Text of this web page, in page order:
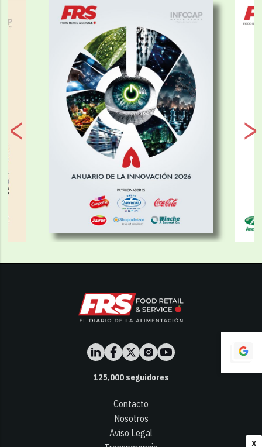
X
125,000seguidores
Contacto
Nosotros
Aviso Legal